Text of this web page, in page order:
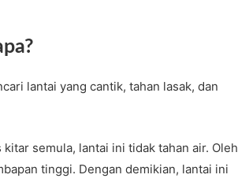
lantai yang cantik, tahan lasak, dan
semula, lantai ini tidak tahan air. Oleh
tinggi. Dengan demikian, lantai ini